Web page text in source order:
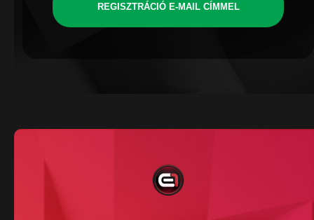
REGISZTRÁCIÓ E-MAIL CÍMMEL